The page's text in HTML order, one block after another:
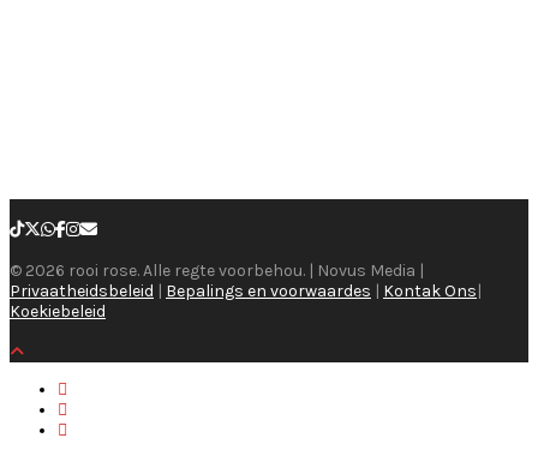
© 2026 rooi rose. Alle regte voorbehou. | Novus Media |
Privaatheidsbeleid | Bepalings en voorwaardes | Kontak Ons|
Koekiebeleid